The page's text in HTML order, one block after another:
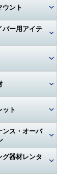
ゲ除け
・暖かアイテ
イテム
ター
高圧）
ーツ
の他
ウィング）
ーター
の他
ウント
その他
バー用アイテ
ツ
リー・その他
急浮上用セッ
ン)・手モリ
ータ
ット
ンス・オーバ
1st+2nd）オー
グ器材レンタ